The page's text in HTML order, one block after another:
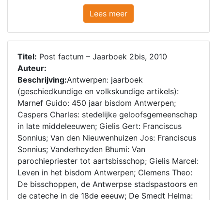
Lees meer
Titel: Post factum – Jaarboek 2bis, 2010
Auteur:
Beschrijving:Antwerpen: jaarboek
(geschiedkundige en volkskundige artikels):
Marnef Guido: 450 jaar bisdom Antwerpen;
Caspers Charles: stedelijke geloofsgemeenschap
in late middeleeuwen; Gielis Gert: Franciscus
Sonnius; Van den Nieuwenhuizen Jos: Franciscus
Sonnius; Vanderheyden Bhumi: Van
parochiepriester tot aartsbisschop; Gielis Marcel:
Leven in het bisdom Antwerpen; Clemens Theo:
De bisschoppen, de Antwerpse stadspastoors en
de cateche in de 18de eeeuw; De Smedt Helma: